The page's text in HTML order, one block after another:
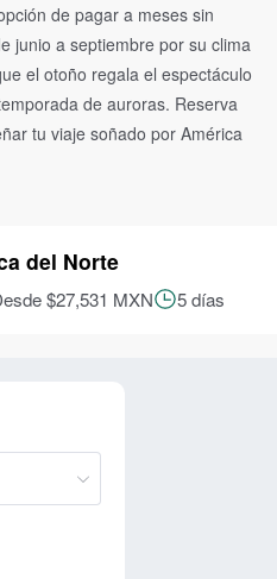
de pagar a meses sin
junio a septiembre por su clima
el otoño regala el espectáculo
de auroras. Reserva
tu viaje soñado por América
del Norte
$27,531 MXN 5 días